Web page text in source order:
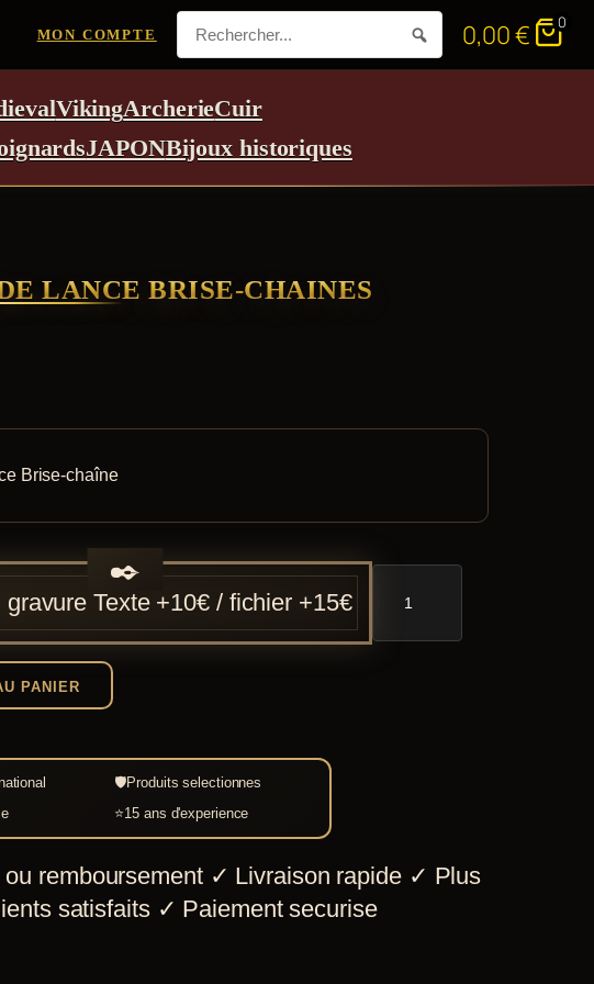
MON COMPTE 0,00€ 0
VikingArcherieCuir
JAPONBijoux historiques
LANCE BRISE-CHAINES
Brise-chaîne
gravure Texte +10€ / fichier +15€
Pointe
PANIER
🛡Produits selectionnes
⭐15 ans d'experience
remboursement ✓ Livraison rapide ✓ Plus
satisfaits ✓ Paiement securise